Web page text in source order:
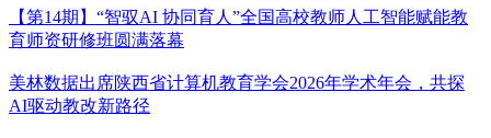
【第14期】“智驭AI 协同育人”全国高校教师人工智能赋能教
育师资研修班圆满落幕
美林数据出席陕西省计算机教育学会2026年学术年会，共探
AI驱动教改新路径